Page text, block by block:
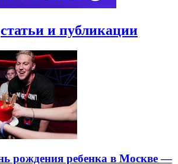
статьи и публикации
рождения ребенка в Москве —